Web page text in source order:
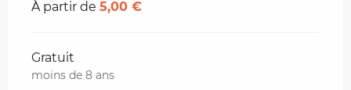
À partir de 5,00 €
Gratuit
moins de 8 ans